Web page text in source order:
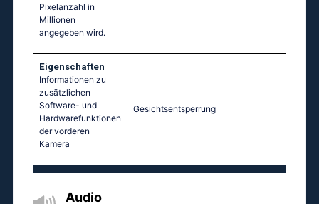
Pixelanzahl in
Millionen
angegeben wird.
Eigenschaften
Informationen zu
zusätzlichen
Software- und
Hardwarefunktionen
der vorderen
Kamera
Gesichtsentsperrung
Audio